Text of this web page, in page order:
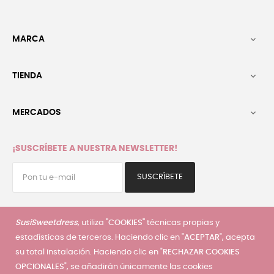
MARCA 
TIENDA 
MERCADOS 
¡SUSCRÍBETE A NUESTRA NEWSLETTER!
SUSCRÍBETE
Servicio al cliente
SusiSweetdress, utiliza "COOKIES" técnicas propias y
estadísticas de terceros. Haciendo clic en "ACEPTAR", acepta
su total instalación. Haciendo clic en "RECHAZAR COOKIES
OPCIONALES", se añadirán únicamente las cookies